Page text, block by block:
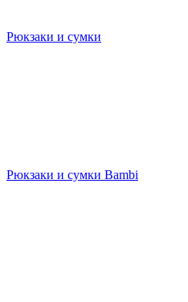
Рюкзаки и сумки
Рюкзаки и сумки Bambi